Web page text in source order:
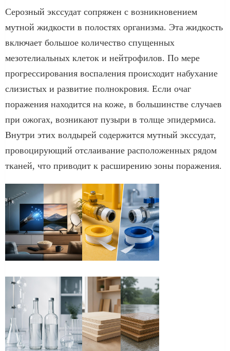
Серозный экссудат сопряжен с возникновением
мутной жидкости в полостях организма. Эта жидкость
включает большое количество спущенных
мезотелиальных клеток и нейтрофилов. По мере
прогрессирования воспаления происходит набухание
слизистых и развитие полнокровия. Если очаг
поражения находится на коже, в большинстве случаев
при ожогах, возникают пузыри в толще эпидермиса.
Внутри этих волдырей содержится мутный экссудат,
провоцирующий отслаивание расположенных рядом
тканей, что приводит к расширению зоны поражения.